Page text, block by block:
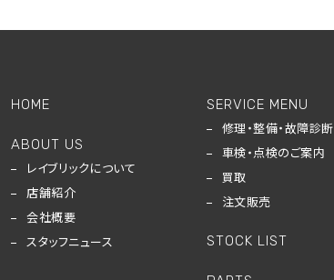
HOME
ABOUT US
レイブリックについて
店舗紹介
会社概要
スタッフニュース
SERVICE MENU
修理・整備・故障診断
車検・点検のご案内
買取
注文販売
STOCK LIST